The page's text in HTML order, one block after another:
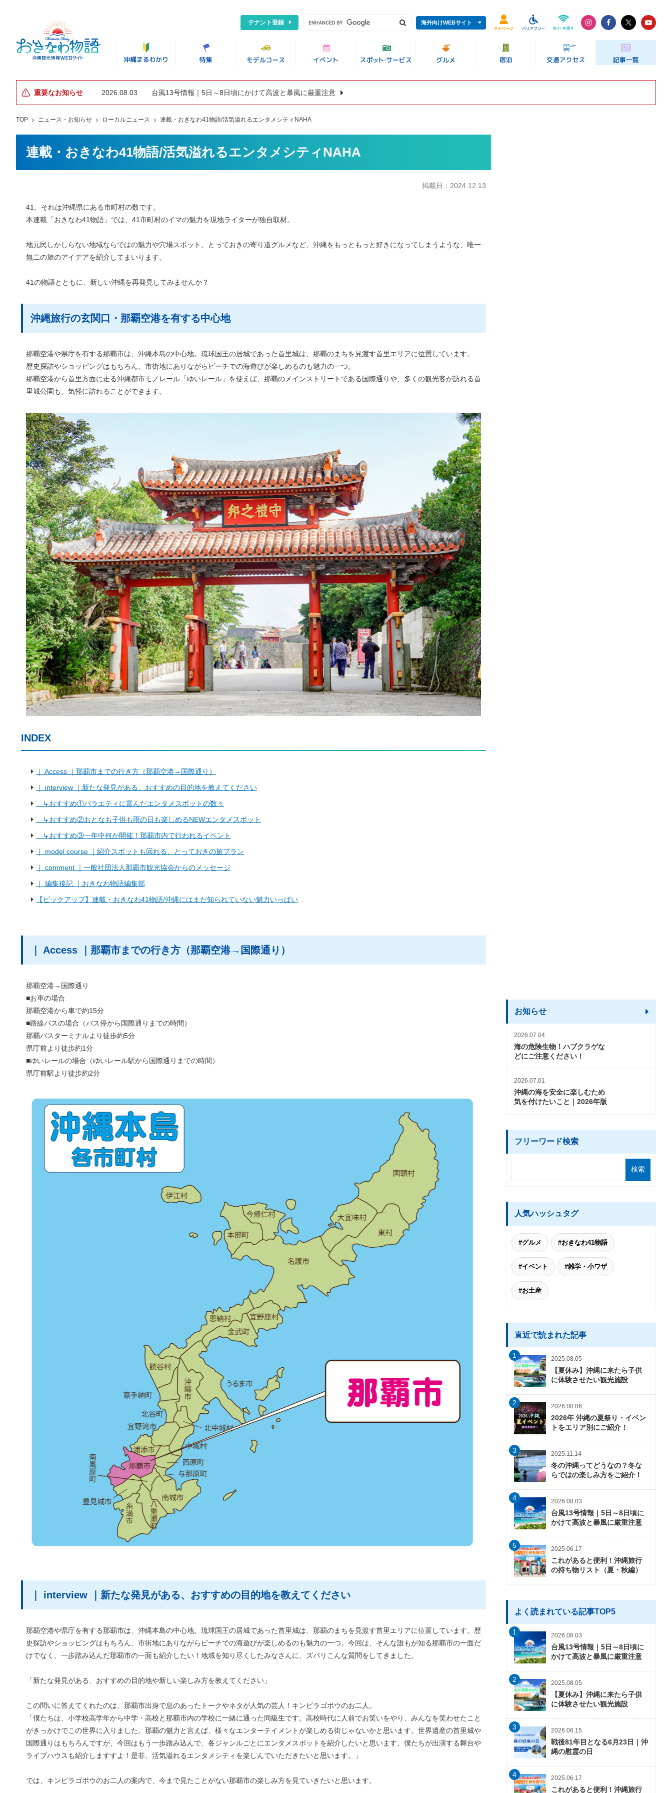
テナント登録 海外向けWEBサイト
重要なお知らせ 2026.08.03 台風13号情報｜5日～8日頃にかけて高波と暴風に厳重注意
TOP ニュース・お知らせ ローカルニュース 連載・おきなわ41物語/活気溢れるエンタメシティNAHA
連載・おきなわ41物語/活気溢れるエンタメシティNAHA
掲載日： 2024.12.13
41、それは沖縄県にある市町村の数です。
本連載「おきなわ41物語」では、41市町村のイマの魅力を現地ライターが独自取材。
地元民しかしらない地域ならではの魅力や穴場スポット、とっておきの寄り道グルメなど、沖縄をもっともっと好きになってしまうような、唯一
無二の旅のアイデアを紹介してまいります。
41の物語とともに、新しい沖縄を再発見してみませんか？
沖縄旅行の玄関口・那覇空港を有する中心地
那覇空港や県庁を有する那覇市は、沖縄本島の中心地。琉球国王の居城であった首里城は、那覇のまちを見渡す首里エリアに位置しています。
歴史探訪やショッピングはもちろん、市街地にありながらビーチでの海遊びが楽しめるのも魅力の一つ。
那覇空港から首里方面に走る沖縄都市モノレール「ゆいレール」を使えば、那覇のメインストリートである国際通りや、多くの観光客が訪れる首
里城公園も、気軽に訪れることができます。
INDEX
｜ Access ｜那覇市までの行き方（那覇空港→国際通り）
｜ interview ｜新たな発見がある、おすすめの目的地を教えてください
↳おすすめ①バラエティに富んだエンタメスポットの数々
↳おすすめ②おとなも子供も雨の日も楽しめるNEWエンタメスポット
↳おすすめ③一年中何か開催！那覇市内で行われるイベント
｜ model course ｜紹介スポットも回れる、とっておきの旅プラン
｜ comment ｜一般社団法人那覇市観光協会からのメッセージ
｜ 編集後記 ｜おきなわ物語編集部
【ピックアップ】連載・おきなわ41物語/沖縄にはまだ知られていない魅力いっぱい
｜ Access ｜那覇市までの行き方（那覇空港→国際通り）
那覇空港→国際通り
■お車の場合
那覇空港から車で約15分
■路線バスの場合（バス停から国際通りまでの時間）
那覇バスターミナルより徒歩約5分
県庁前より徒歩約1分
■ゆいレールの場合（ゆいレール駅から国際通りまでの時間）
県庁前駅より徒歩約2分
｜ interview ｜新たな発見がある、おすすめの目的地を教えてください
那覇空港や県庁を有する那覇市は、沖縄本島の中心地。琉球国王の居城であった首里城は、那覇のまちを見渡す首里エリアに位置しています。歴
史探訪やショッピングはもちろん、市街地にありながらビーチでの海遊びが楽しめるのも魅力の一つ。今回は、そんな誰もが知る那覇市の一面だ
けでなく、一歩踏み込んだ那覇市の一面も紹介したい！地域を知り尽くしたみなさんに、ズバリこんな質問をしてきました。
「新たな発見がある、おすすめの目的地や新しい楽しみ方を教えてください」
この問いに答えてくれたのは、那覇市出身で息のあったトークやネタが人気の芸人！キンピラゴボウのお二人。
「僕たちは、小学校高学年から中学・高校と那覇市内の学校に一緒に通った同級生です。高校時代に人前でお笑いをやり、みんなを笑わせたこと
がきっかけでこの世界に入りました。那覇の魅力と言えば、様々なエンターテイメントが楽しめる街じゃないかと思います。世界遺産の首里城や
国際通りはもちろんですが、今回はもう一歩踏み込んで、各ジャンルごとにエンタメスポットを紹介したいと思います。僕たちが出演する舞台や
ライブハウスも紹介しますすよ！是非、活気溢れるエンタメシティを楽しんでいただきたいと思います。」
では、キンピラゴボウのお二人の案内で、今まで見たことがない那覇市の楽しみ方を見ていきたいと思います。
お知らせ
2026.07.04
海の危険生物！ハブクラゲな
どにご注意ください！
2026.07.01
沖縄の海を安全に楽しむため
気を付けたいこと｜2026年版
フリーワード検索
人気ハッシュタグ
#グルメ #おきなわ41物語
#イベント #雑学・小ワザ
#お土産
直近で読まれた記事
1 2025.08.05
【夏休み】沖縄に来たら子供
に体験させたい観光施設
2 2026.08.06
2026年 沖縄の夏祭り・イベン
トをエリア別にご紹介！
3 2025.11.14
冬の沖縄ってどうなの？冬な
らではの楽しみ方をご紹介！
4 2026.08.03
台風13号情報｜5日～8日頃に
かけて高波と暴風に厳重注意
5 2025.06.17
これがあると便利！沖縄旅行
の持ち物リスト（夏・秋編）
よく読まれている記事TOP5
1 2026.08.03
台風13号情報｜5日～8日頃に
かけて高波と暴風に厳重注意
2 2025.08.05
【夏休み】沖縄に来たら子供
に体験させたい観光施設
3 2026.06.15
戦後81年目となる6月23日｜沖
縄の慰霊の日
4 2025.06.17
これがあると便利！沖縄旅行